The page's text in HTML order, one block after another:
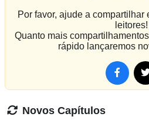
Por favor, ajude a compartilhar
leitores!
Quanto mais
rápido lançaremos
Novos Capítulos